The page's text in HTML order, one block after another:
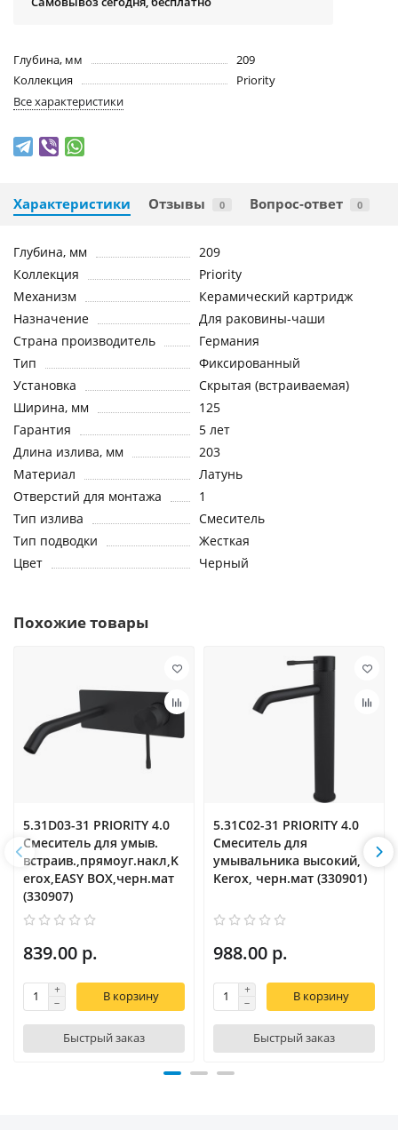
Глубина, мм
209
Коллекция
Priority
Все характеристики
Характеристики Отзывы 0 Вопрос-ответ 0
Глубина, мм
209
Коллекция
Priority
Механизм
Керамический картридж
Назначение
Для раковины-чаши
Страна производитель
Германия
Тип
Фиксированный
Установка
Скрытая (встраиваемая)
Ширина, мм
125
Гарантия
5 лет
Длина излива, мм
203
Материал
Латунь
Отверстий для монтажа
1
Тип излива
Смеситель
Тип подводки
Жесткая
Цвет
Черный
Похожие товары
5.31D03-31 PRIORITY 4.0
Cмеситель для умыв.
встраив.,прямоуг.накл,K
erox,EASY BOX,черн.мат
(330907)
839.00 р.
В корзину
Быстрый заказ
5.31С02-31 PRIORITY 4.0
Cмеситель для
умывальника высокий,
Kerox, черн.мат (330901)
988.00 р.
В корзину
Быстрый заказ